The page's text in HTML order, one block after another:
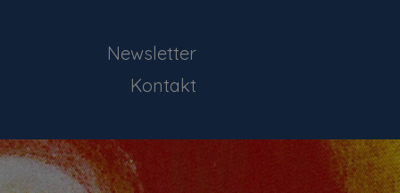
Newsletter
Kontakt